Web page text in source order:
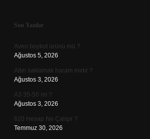
Sidebar
Son Yazılar
Aven boykot ürünü mü ?
Ağustos 5, 2026
Altın saklamak haram mıdır ?
Ağustos 3, 2026
A3 35-50 mi ?
Ağustos 3, 2026
620 Hesap Ne Çalışır ?
Temmuz 30, 2026